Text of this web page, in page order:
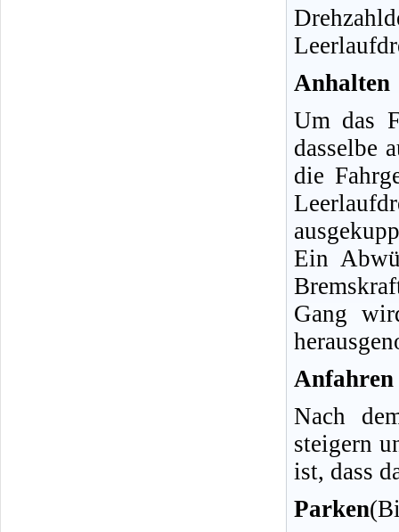
Anhalten
Um das
dasselbe
die
Ein
Gang
Anfahren
Nach
steigern
ist, dass
Parken